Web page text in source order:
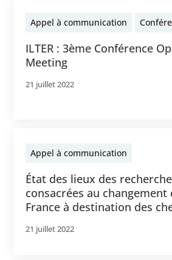
Appel à communication
ILTER : 3ème Conférence
Meeting
21 juillet 2022
Appel à communication
État des lieux des
consacrées au
France à destination des
21 juillet 2022